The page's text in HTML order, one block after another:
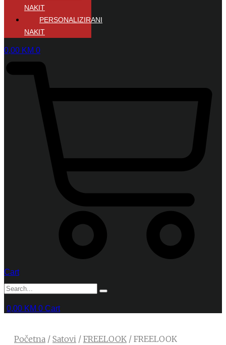
NAKIT
PERSONALIZIRANI
NAKIT
0,00 KM 0
Cart
0,00 KM 0 Cart
Početna / Satovi / FREELOOK / FREELOOK